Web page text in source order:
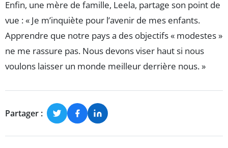
Enfin, une mère de famille, Leela, partage son point de
vue : « Je m’inquiète pour l’avenir de mes enfants.
Apprendre que notre pays a des objectifs « modestes »
ne me rassure pas. Nous devons viser haut si nous
voulons laisser un monde meilleur derrière nous. »
Partager :